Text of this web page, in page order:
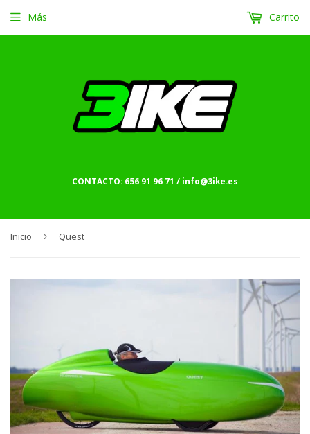
CONTACTO: 656 91 96 71 / info@3ike.es
Más Carrito
Inicio › Quest